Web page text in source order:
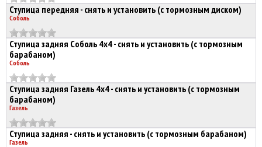
Ступица передняя - снять и установить (с тормозным диском)
Соболь
Ступица задняя Соболь 4х4 - снять и установить (с тормозным
барабаном)
Соболь
Ступица задняя Газель 4х4 - снять и установить (с тормозным
барабаном)
Газель
Ступица задняя - снять и установить (с тормозным барабаном)
Газель